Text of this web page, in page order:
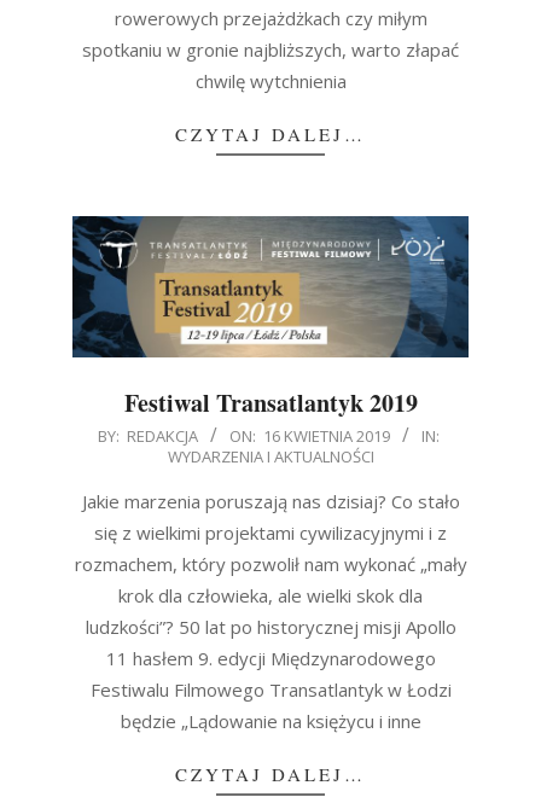
rowerowych przejażdżkach czy miłym
spotkaniu w gronie najbliższych, warto złapać
chwilę wytchnienia
CZYTAJ DALEJ…
Festiwal Transatlantyk 2019
2019-
16
BY: REDAKCJA ON: 16 KWIETNIA 2019
IN:
WYDARZENIA I AKTUALNOŚCI
Jakie marzenia poruszają nas dzisiaj? Co stało
się z wielkimi projektami cywilizacyjnymi i z
rozmachem, który pozwolił nam wykonać „mały
krok dla człowieka, ale wielki skok dla
ludzkości”? 50 lat po historycznej misji Apollo
11 hasłem 9. edycji Międzynarodowego
Festiwalu Filmowego Transatlantyk w Łodzi
będzie „Lądowanie na księżycu i inne
CZYTAJ DALEJ…